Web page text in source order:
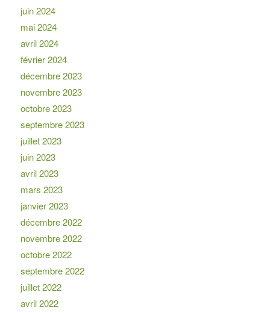
juin 2024
mai 2024
avril 2024
février 2024
décembre 2023
novembre 2023
octobre 2023
septembre 2023
juillet 2023
juin 2023
avril 2023
mars 2023
janvier 2023
décembre 2022
novembre 2022
octobre 2022
septembre 2022
juillet 2022
avril 2022